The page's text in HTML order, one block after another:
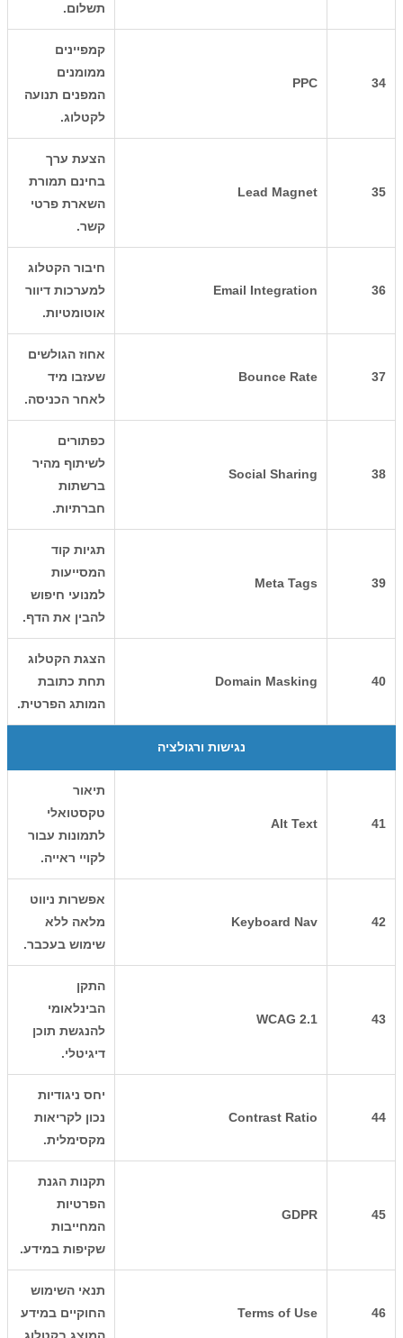
תשלום.
34
PPC
קמפיינים
ממומנים
המפנים תנועה
לקטלוג.
35
Lead Magnet
הצעת ערך
בחינם תמורת
השארת פרטי
קשר.
36
Email Integration
חיבור הקטלוג
למערכות דיוור
אוטומטיות.
37
Bounce Rate
אחוז הגולשים
שעזבו מיד
לאחר הכניסה.
38
Social Sharing
כפתורים
לשיתוף מהיר
ברשתות
חברתיות.
39
Meta Tags
תגיות קוד
המסייעות
למנועי חיפוש
להבין את הדף.
40
Domain Masking
הצגת הקטלוג
תחת כתובת
המותג הפרטית.
נגישות ורגולציה
41
Alt Text
תיאור
טקסטואלי
לתמונות עבור
לקויי ראייה.
42
Keyboard Nav
אפשרות ניווט
מלאה ללא
שימוש בעכבר.
43
WCAG 2.1
התקן
הבינלאומי
להנגשת תוכן
דיגיטלי.
44
Contrast Ratio
יחס ניגודיות
נכון לקריאות
מקסימלית.
45
GDPR
תקנות הגנת
הפרטיות
המחייבות
שקיפות במידע.
46
Terms of Use
תנאי השימוש
החוקיים במידע